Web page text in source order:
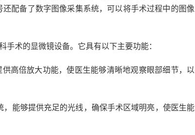
配备了数字图像采集系统，可以将手术过程中的图像
术的显微镜设备。它具有以下主要功能：
高倍放大功能，使医生能够清晰地观察眼部细节，以
能够提供充足的光线，确保手术区域明亮，使医生能